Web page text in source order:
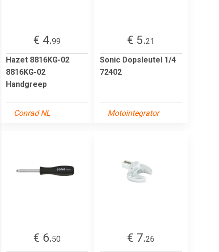
€ 4.99
Hazet 8816KG-02
8816KG-02
Handgreep
Conrad NL
€ 5.21
Sonic Dopsleutel 1/4
72402
Motointegrator
€ 6.50
€ 7.26